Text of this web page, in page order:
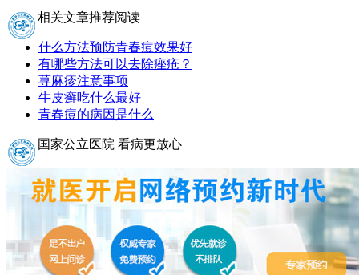
相关文章推荐阅读
什么方法预防青春痘效果好
有哪些方法可以去除痤疮？
荨麻疹注意事项
牛皮癣吃什么最好
青春痘的病因是什么
国家公立医院 看病更放心